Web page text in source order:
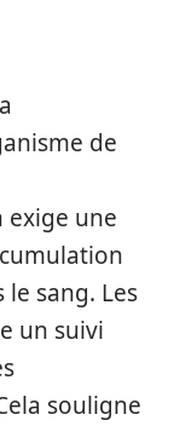
de
exige une
sang. Les
un suivi
souligne